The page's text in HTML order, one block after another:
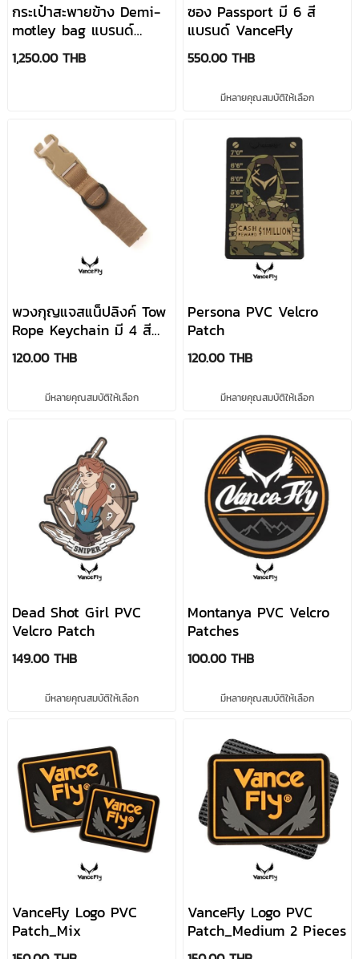
กระเป๋าสะพายข้าง Demi-
motley bag แบรนด์
VanceFly
1,250.00 THB
ซอง Passport มี 6 สี
แบรนด์ VanceFly
550.00 THB
มีหลายคุณสมบัติให้เลือก
พวงกุญแจสแน็ปลิงค์ Tow
Rope Keychain มี 4 สี
แบรนด์ VanceFly
120.00 THB
มีหลายคุณสมบัติให้เลือก
Persona PVC Velcro
Patch
120.00 THB
มีหลายคุณสมบัติให้เลือก
Dead Shot Girl PVC
Velcro Patch
149.00 THB
มีหลายคุณสมบัติให้เลือก
Montanya PVC Velcro
Patches
100.00 THB
มีหลายคุณสมบัติให้เลือก
VanceFly Logo PVC
Patch_Mix
VanceFly Logo PVC
Patch_Medium 2 Pieces